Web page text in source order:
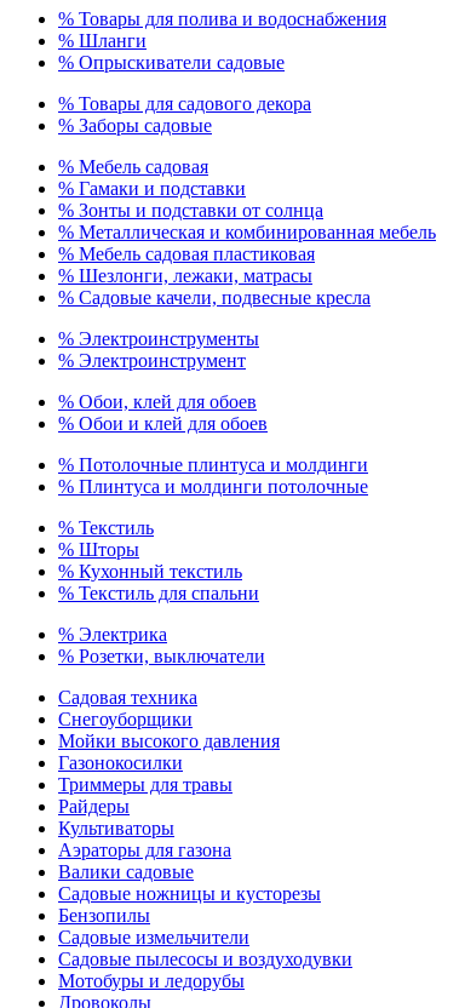
% Товары для полива и водоснабжения
% Шланги
% Опрыскиватели садовые
% Товары для садового декора
% Заборы садовые
% Мебель садовая
% Гамаки и подставки
% Зонты и подставки от солнца
% Металлическая и комбинированная мебель
% Мебель садовая пластиковая
% Шезлонги, лежаки, матрасы
% Садовые качели, подвесные кресла
% Электроинструменты
% Электроинструмент
% Обои, клей для обоев
% Обои и клей для обоев
% Потолочные плинтуса и молдинги
% Плинтуса и молдинги потолочные
% Текстиль
% Шторы
% Кухонный текстиль
% Текстиль для спальни
% Электрика
% Розетки, выключатели
Садовая техника
Снегоуборщики
Мойки высокого давления
Газонокосилки
Триммеры для травы
Райдеры
Культиваторы
Аэраторы для газона
Валики садовые
Садовые ножницы и кусторезы
Бензопилы
Садовые измельчители
Садовые пылесосы и воздуходувки
Мотобуры и ледорубы
Дровоколы